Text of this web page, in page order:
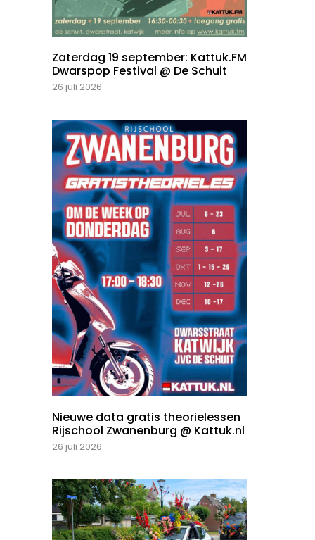
Zaterdag 19 september: Kattuk.FM
Dwarspop Festival @ De Schuit
26 juli 2026
Nieuwe data gratis theorielessen
Rijschool Zwanenburg @ Kattuk.nl
26 juli 2026